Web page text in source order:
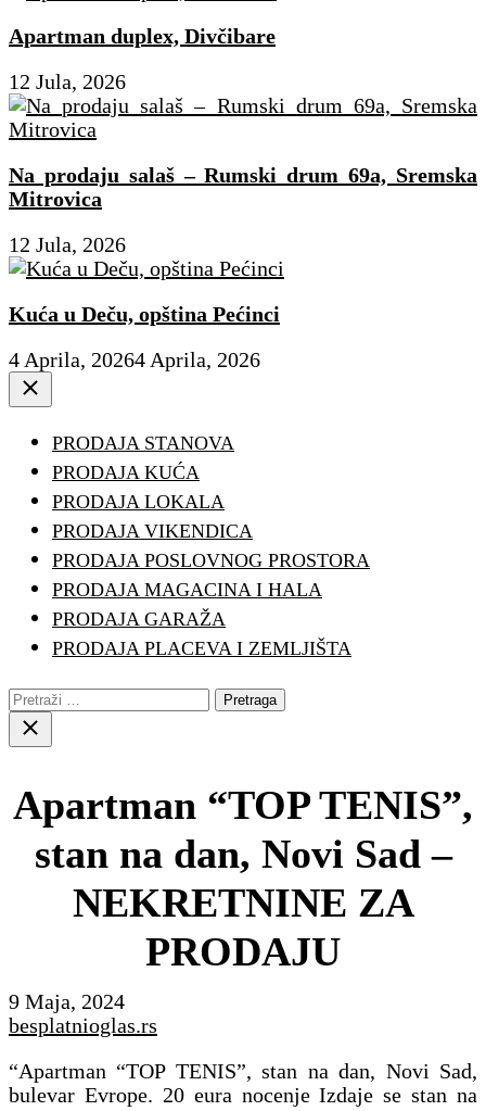
Apartman duplex, Divčibare
12 Jula, 2026
Na prodaju salaš – Rumski drum 69a, Sremska
Mitrovica
12 Jula, 2026
Kuća u Deču, opština Pećinci
4 Aprila, 20264 Aprila, 2026
Close
PRODAJA STANOVA
PRODAJA KUĆA
PRODAJA LOKALA
PRODAJA VIKENDICA
PRODAJA POSLOVNOG PROSTORA
PRODAJA MAGACINA I HALA
PRODAJA GARAŽA
PRODAJA PLACEVA I ZEMLJIŠTA
Pretraga:
Close
search
Apartman “TOP TENIS”,
stan na dan, Novi Sad –
NEKRETNINE ZA
PRODAJU
9 Maja, 2024
besplatnioglas.rs
“Apartman “TOP TENIS”, stan na dan, Novi Sad,
bulevar Evrope. 20 eura nocenje Izdaje se stan na